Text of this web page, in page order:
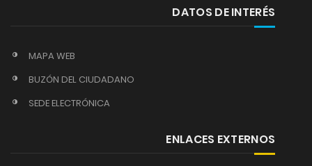
DATOS DE INTERÉS
MAPA WEB
BUZÓN DEL CIUDADANO
SEDE ELECTRÓNICA
ENLACES EXTERNOS